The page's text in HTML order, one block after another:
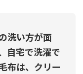
洗い方が面
自宅で洗濯で
布は、クリー